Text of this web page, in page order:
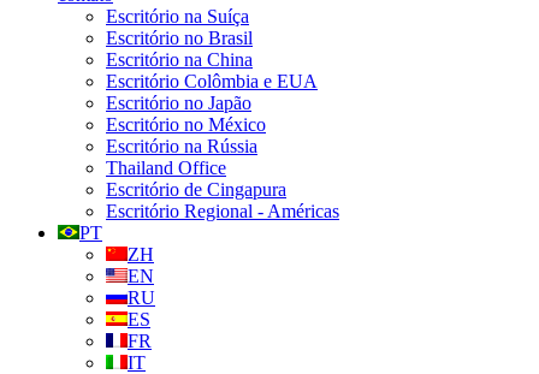
Escritório na Suíça
Escritório no Brasil
Escritório na China
Escritório Colômbia e EUA
Escritório no Japão
Escritório no México
Escritório na Rússia
Thailand Office
Escritório de Cingapura
Escritório Regional - Américas
PT
ZH
EN
RU
ES
FR
IT